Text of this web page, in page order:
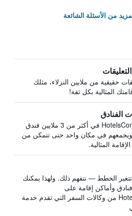
من الأسئلة الشائعة
حقيقية من ملايين النزلاء، مثلك
المثالية بكل ثقة!
الفنادق
يبحث HotelsCombined في أكثر من 3 ملايين فندق
ويجمعهم في مكان واحد حتى تتمكن من
المثالية.
الخطط — نتفهم ذلك. ولهذا يمكنك
وأماكن إقامة على
HotelsCombined من وكالات السفر التي تقدم خدمة